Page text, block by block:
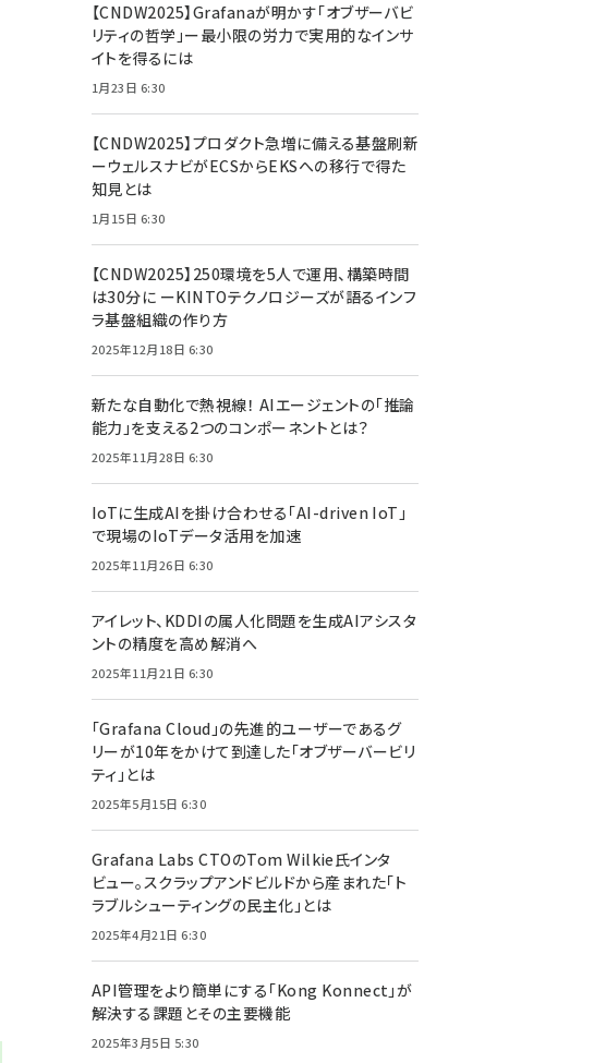
【CNDW2025】Grafanaが明かす「オブザーバビ
リティの哲学」ー最小限の労力で実用的なインサ
イトを得るには
1月23日 6:30
【CNDW2025】プロダクト急増に備える基盤刷新
ーウェルスナビがECSからEKSへの移行で得た
知見とは
1月15日 6:30
【CNDW2025】250環境を5人で運用、構築時間
は30分に ーKINTOテクノロジーズが語るインフ
ラ基盤組織の作り方
2025年12月18日 6:30
新たな自動化で熱視線！ AIエージェントの「推論
能力」を支える2つのコンポーネントとは？
2025年11月28日 6:30
IoTに生成AIを掛け合わせる「AI-driven IoT」
で現場のIoTデータ活用を加速
2025年11月26日 6:30
アイレット、KDDIの属人化問題を生成AIアシスタ
ントの精度を高め解消へ
2025年11月21日 6:30
「Grafana Cloud」の先進的ユーザーであるグ
リーが10年をかけて到達した「オブザーバービリ
ティ」とは
2025年5月15日 6:30
Grafana Labs CTOのTom Wilkie氏インタ
ビュー。スクラップアンドビルドから産まれた「ト
ラブルシューティングの民主化」とは
2025年4月21日 6:30
API管理をより簡単にする「Kong Konnect」が
解決する課題とその主要機能
2025年3月5日 5:30